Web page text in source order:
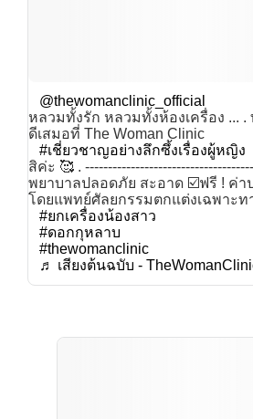
@thewomanclinic_official
หลวมทั้งรัก หลวมทั้งห้องเครื่อง ...
ดีเสมอที่ The Woman Clinic
#เชี่ยวชาญอย่างลึกซึ้งเรื่องผู้หญิง
สิค่ะ 🥰 .
พยาบาลปลอดภัย สะอาด ☑️ฟรี ! ค่
โดยแพทย์ศัลยกรรมตกแต่งเฉพาะท
#ยกเครื่องน้องสาว
#ดอกกุหลาบ
#thewomanclinic
♬ เสียงต้นฉบับ -